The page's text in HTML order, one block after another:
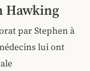
Hawking
par Stephen à
lui ont